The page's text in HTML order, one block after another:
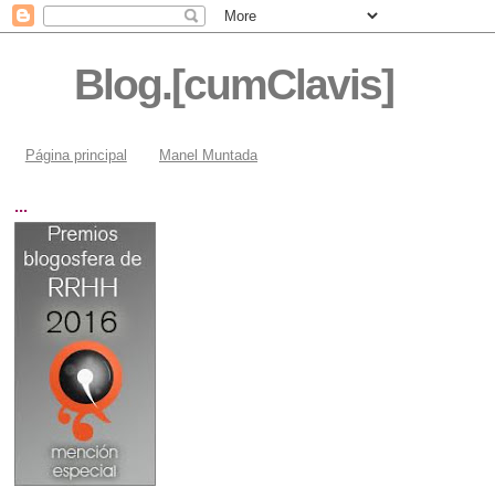
Blog.[cumClavis]
Página principal Manel Muntada
...